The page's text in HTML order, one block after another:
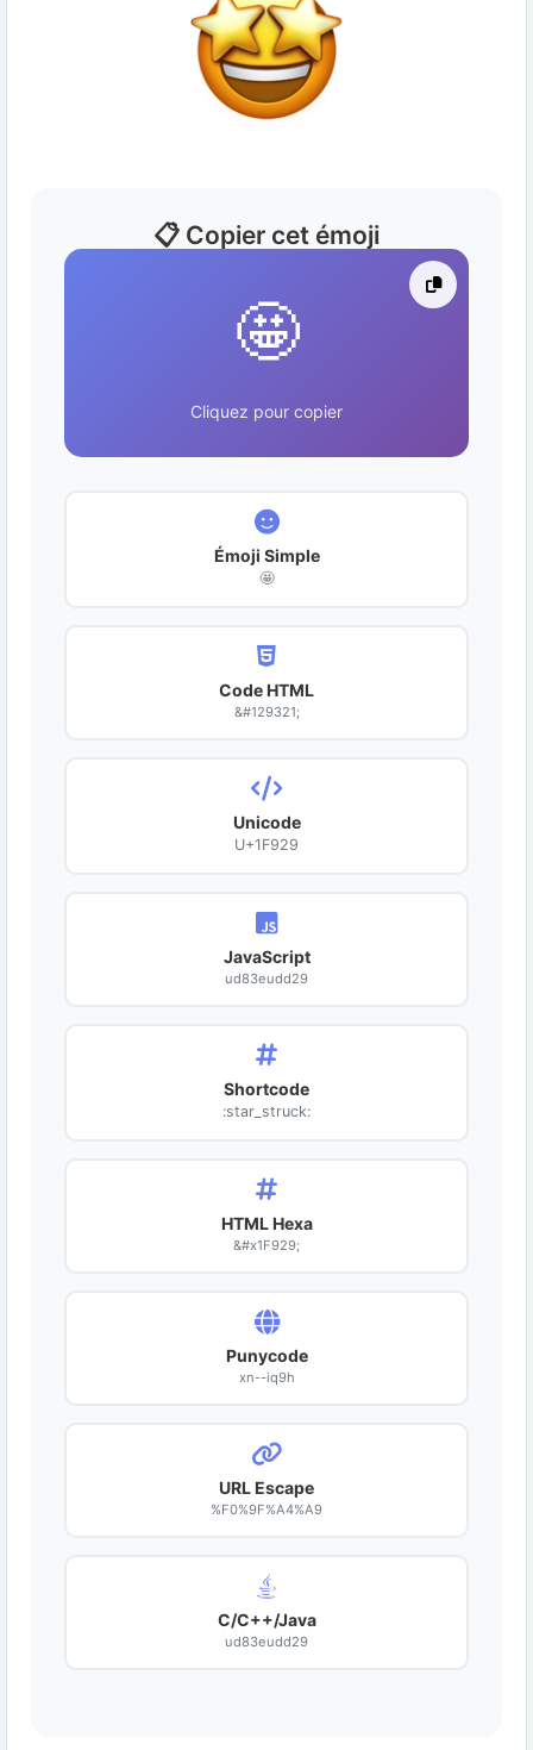
📋 Copier cet émoji
🤩
Cliquez pour copier
Émoji Simple
🤩
Code HTML
&#129321;
Unicode
U+1F929
JavaScript
ud83eudd29
Shortcode
:star_struck:
HTML Hexa
&#x1F929;
Punycode
xn--iq9h
URL Escape
%F0%9F%A4%A9
C/C++/Java
ud83eudd29